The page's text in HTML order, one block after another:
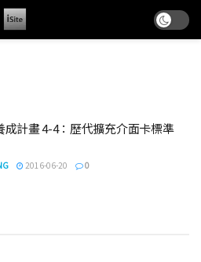
成計畫 4-4：歷代擴充介面卡標準
2016-06-20 0